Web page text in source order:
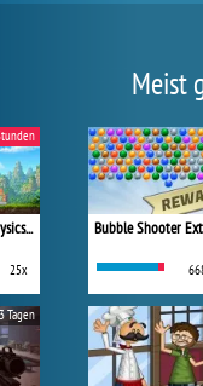
One Shot Tower: Physics Destroyer
25x
Tagen
Meist
Bubble Shooter